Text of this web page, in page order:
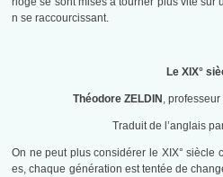
n se raccourcissant.
Le XIX°
Théodore ZELDIN , professeur
Traduit de l’anglais
On ne peut plus considérer le XIX° siècle
es, chaque génération est tentée de